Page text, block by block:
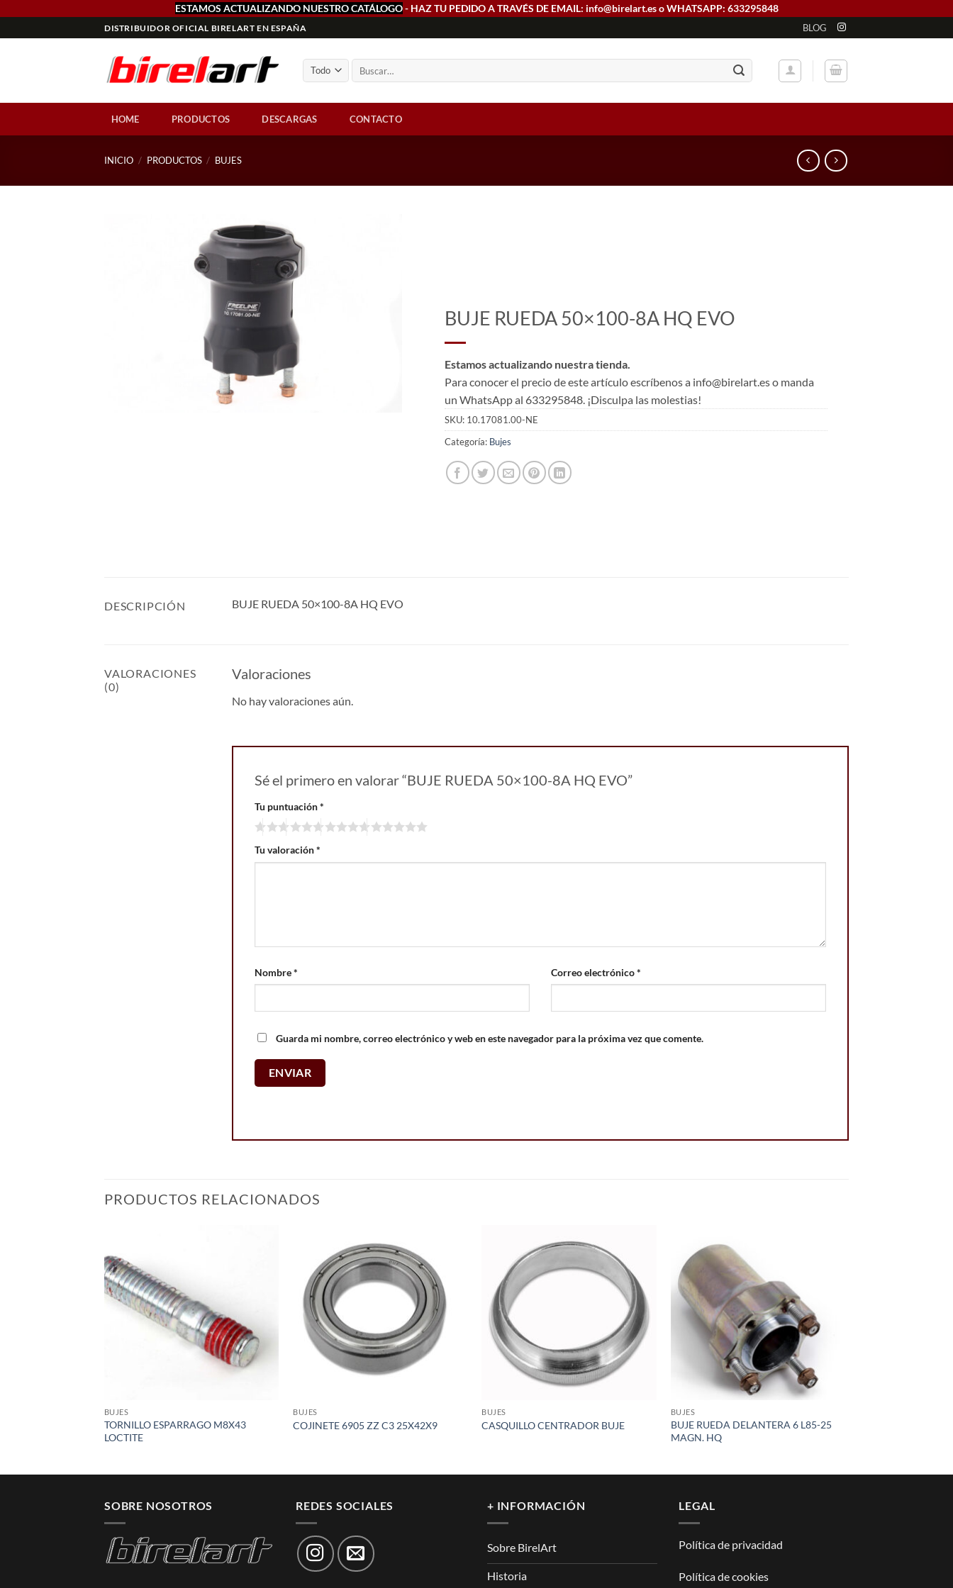
ESTAMOS ACTUALIZANDO NUESTRO CATÁLOGO- HAZ TU PEDIDO A TRAVÉS DE EMAIL: info@birelart.es o WHATSAPP: 633295848
al
DISTRIBUIDOR OFICIAL BIRELART EN ESPAÑA BLOG
HOME PRODUCTOS DESCARGAS CONTACTO
INICIO / PRODUCTOS / BUJES
BUJE RUEDA 50×100-8A HQ EVO
Estamos actualizando nuestra tienda.
Para conocer el precio de este artículo escríbenos a info@birelart.es o manda
un WhatsApp al 633295848. ¡Disculpa las molestias!
SKU: 10.17081.00-NE
Categoría: Bujes
DESCRIPCIÓN BUJE RUEDA 50×100-8A HQ EVO
VALORACIONES
(0)
Valoraciones
No hay valoraciones aún.
Sé el primero en valorar “BUJE RUEDA 50×100-8A HQ EVO”
Tu puntuación*
Tu valoración*
Nombre* Correo electrónico*
Guarda mi nombre, correo electrónico y web en este navegador para la próxima vez que comente.
PRODUCTOS RELACIONADOS
BUJES
TORNILLO ESPARRAGO M8X43
LOCTITE
Add to
wishlist
BUJES
COJINETE 6905 ZZ C3 25X42X9
Add to
wishlist
BUJES
CASQUILLO CENTRADOR BUJE
BUJES
BUJE RUEDA DELANTERA 6 L85-25
MAGN. HQ
SOBRE NOSOTROS REDES SOCIALES + INFORMACIÓN
Sobre BirelArt
Historia
LEGAL
Política de privacidad
Política de cookies